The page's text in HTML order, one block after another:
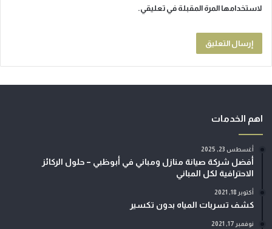
لاستخدامها المرة المقبلة في تعليقي.
اهم الخدمات
أغسطس 23, 2025
أفضل شركة صيانة منازل ومباني في أبوظبي – حلول الركائز
الاحترافية لكل المباني
أكتوبر 18, 2021
كشف تسربات المياه بدون تكسير
نوفمبر 17, 2021